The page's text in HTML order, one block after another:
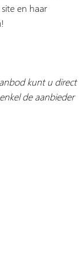
en haar
kunt u direct
de aanbieder